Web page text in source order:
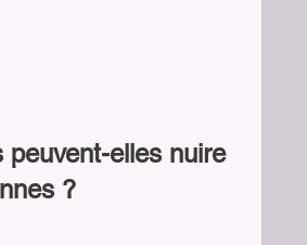
peuvent-elles nuire
?